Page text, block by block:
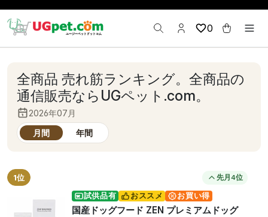
0
全商品 売れ筋ランキング。全商品の
通信販売ならUGペット.com。
2026年07月
月間
年間
1位 先月4位
試供品有 おススメ お買い得
国産ドッグフード ZEN プレミアムドッグ